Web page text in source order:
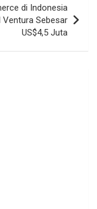
di Indonesia
Ventura Sebesar
US$4,5 Juta